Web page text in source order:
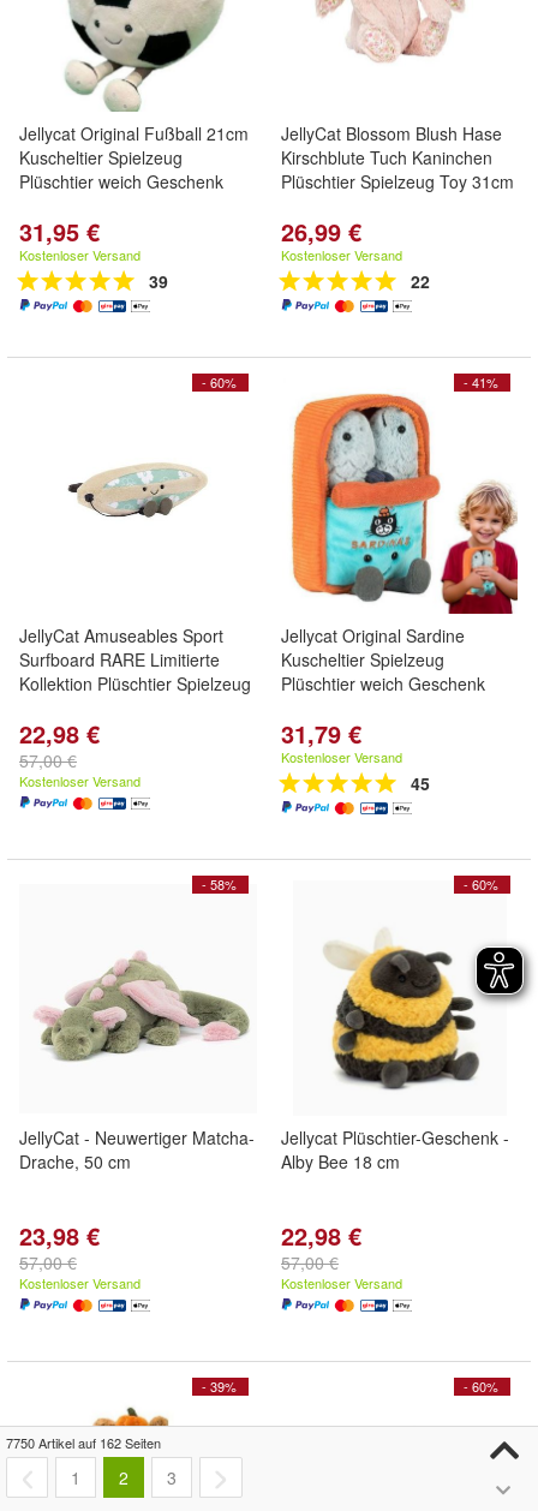
Jellycat Original Fußball 21cm
Kuscheltier Spielzeug
Plüschtier weich Geschenk
31,95 €
Kostenloser Versand
39
JellyCat Blossom Blush Hase
Kirschblute Tuch Kaninchen
Plüschtier Spielzeug Toy 31cm
26,99 €
Kostenloser Versand
22
- 60%
JellyCat Amuseables Sport
Surfboard RARE Limitierte
Kollektion Plüschtier Spielzeug
22,98 €
57,00 €
Kostenloser Versand
- 41%
Jellycat Original Sardine
Kuscheltier Spielzeug
Plüschtier weich Geschenk
31,79 €
Kostenloser Versand
45
- 58%
JellyCat - Neuwertiger Matcha-
Drache, 50 cm
23,98 €
57,00 €
Kostenloser Versand
- 60%
Jellycat Plüschtier-Geschenk -
Alby Bee 18 cm
22,98 €
57,00 €
Kostenloser Versand
- 39% - 60%
7750 Artikel auf 162 Seiten
1 2 3